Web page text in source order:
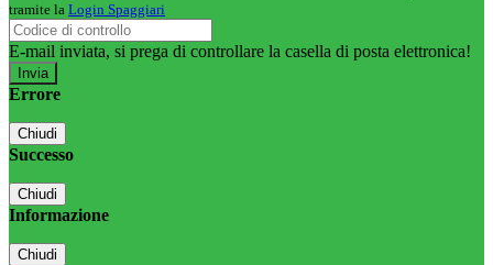
tramite la Login Spaggiari
E-mail inviata, si prega di controllare la casella di posta elettronica!
Errore
Chiudi
Successo
Chiudi
Informazione
Chiudi